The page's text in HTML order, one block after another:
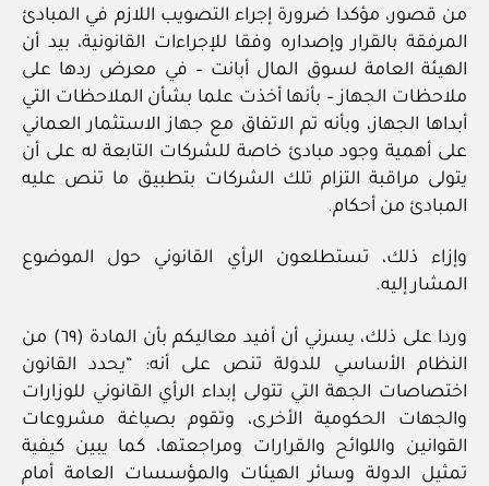
من قصور، مؤكدا ضرورة إجراء التصويب اللازم في المبادئ
المرفقة بالقرار وإصداره وفقا للإجراءات القانونية، بيد أن
الهيئة العامة لسوق المال أبانت – في معرض ردها على
ملاحظات الجهاز – بأنها أخذت علما بشأن الملاحظات التي
أبداها الجهاز، وبأنه تم الاتفاق مع جهاز الاستثمار العماني
على أهمية وجود مبادئ خاصة للشركات التابعة له على أن
يتولى مراقبة التزام تلك الشركات بتطبيق ما تنص عليه
المبادئ من أحكام.
وإزاء ذلك، تستطلعون الرأي القانوني حول الموضوع
المشار إليه.
وردا على ذلك، يسرني أن أفيد معاليكم بأن المادة (٦٩) من
النظام الأساسي للدولة تنص على أنه: “يحدد القانون
اختصاصات الجهة التي تتولى إبداء الرأي القانوني للوزارات
والجهات الحكومية الأخرى، وتقوم بصياغة مشروعات
القوانين واللوائح والقرارات ومراجعتها، كما يبين كيفية
تمثيل الدولة وسائر الهيئات والمؤسسات العامة أمام